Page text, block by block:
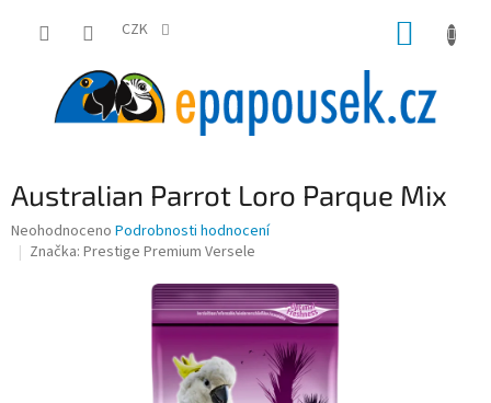
CZK
Australian Parrot Loro Parque Mix
Průměrné
hodnocení
Neohodnoceno Podrobnosti hodnocení
Značka: Prestige Premium Versele